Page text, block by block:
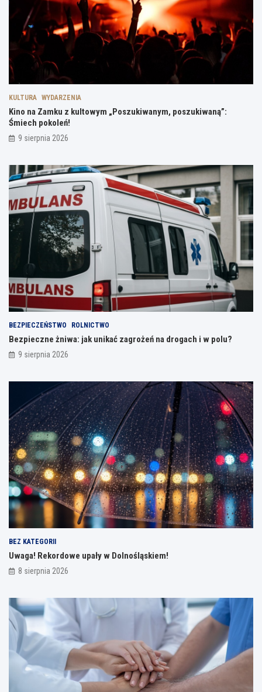
KULTURA WYDARZENIA
Kino na Zamku z kultowym „Poszukiwanym, poszukiwaną”:
Śmiech pokoleń!
9 sierpnia 2026
BEZPIECZEŃSTWO ROLNICTWO
Bezpieczne żniwa: jak unikać zagrożeń na drogach i w polu?
9 sierpnia 2026
BEZ KATEGORII
Uwaga! Rekordowe upały w Dolnośląskiem!
8 sierpnia 2026